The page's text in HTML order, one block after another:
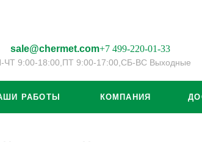
sale@chermet.com+7 499-220-01-33
ЧТ 9:00-18:00, ПТ 9:00-17:00, СБ-ВС Выходные
РАБОТЫ КОМПАНИЯ